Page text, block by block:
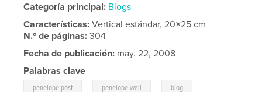
Categoría principal: Blogs
Características:Vertical estándar, 20×25 cm
N.º de páginas:304
Fecha de publicación: may. 22, 2008
Palabras clave
penelope post penelope wall blog